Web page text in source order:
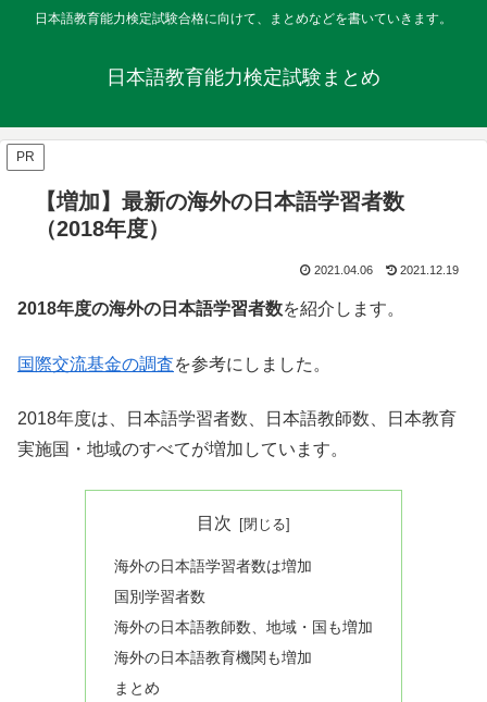
日本語教育能力検定試験合格に向けて、まとめなどを書いていきます。
日本語教育能力検定試験まとめ
PR
【増加】最新の海外の日本語学習者数
（2018年度）
2021.04.06 2021.12.19
2018年度の海外の日本語学習者数を紹介します。
国際交流基金の調査を参考にしました。
2018年度は、日本語学習者数、日本語教師数、日本教育
実施国・地域のすべてが増加しています。
目次
海外の日本語学習者数は増加
国別学習者数
海外の日本語教師数、地域・国も増加
海外の日本語教育機関も増加
まとめ